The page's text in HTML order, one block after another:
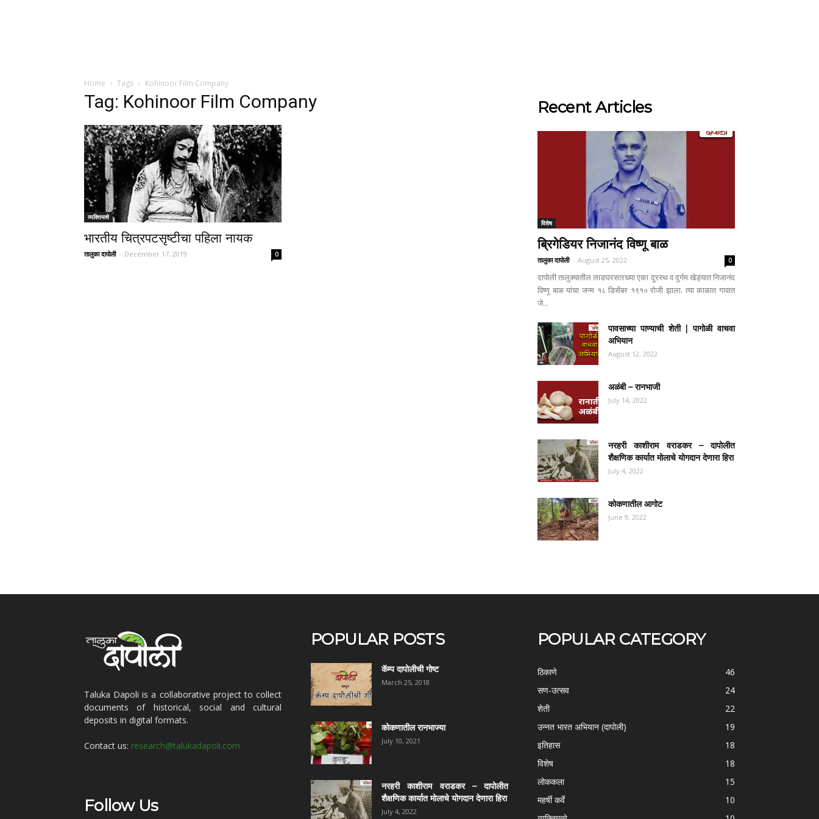
Home Tags Kohinoor Film Company
Tag: Kohinoor Film Company
व्यक्तिमत्वे
भारतीय चित्रपटसृष्टीचा पहिला नायक
तालुका दापोली - December 17, 2019 0
Recent Articles
विशेष
ब्रिगेडियर निजानंद विष्णू बाळ
तालुका दापोली - August 25, 2022 0
दापोली तालुक्यातील लाडघरसारख्या एका दूरस्थ व दुर्गम खेड्यात निजानंद
विष्णू बाळ यांचा जन्म १८ डिसेंबर १९१० रोजी झाला. त्या काळात गावात
जे...
पावसाच्या पाण्याची शेती | पागोळी वाचवा
अभियान
August 12, 2022
अळंबी – रानभाजी
July 14, 2022
नरहरी काशीराम वराडकर – दापोलीत
शैक्षणिक कार्यात मोलाचे योगदान देणारा हिरा
July 4, 2022
कोकणातील आगोट
June 9, 2022
Taluka Dapoli is a collaborative project to collect
documents of historical, social and cultural
deposits in digital formats.
Contact us: research@talukadapoli.com
Follow Us
POPULAR POSTS
कॅम्प दापोलीची गोष्ट
March 25, 2018
कोकणातील रानभाज्या
July 10, 2021
नरहरी काशीराम वराडकर – दापोलीत
शैक्षणिक कार्यात मोलाचे योगदान देणारा हिरा
July 4, 2022
POPULAR CATEGORY
ठिकाणे
46
सण-उत्सव
24
शेती
22
उन्नत भारत अभियान (दापोली)
19
इतिहास
18
विशेष
18
लोककला
15
महर्षी कर्वे
10